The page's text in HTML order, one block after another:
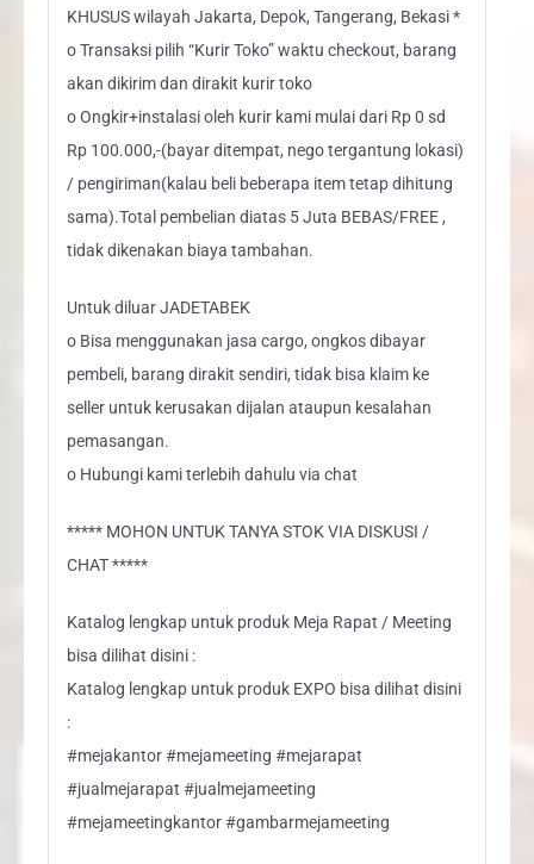
KHUSUS wilayah Jakarta, Depok, Tangerang, Bekasi *
o Transaksi pilih “Kurir Toko” waktu checkout, barang
akan dikirim dan dirakit kurir toko
o Ongkir+instalasi oleh kurir kami mulai dari Rp 0 sd
Rp 100.000,-(bayar ditempat, nego tergantung lokasi)
/ pengiriman(kalau beli beberapa item tetap dihitung
sama).Total pembelian diatas 5 Juta BEBAS/FREE ,
tidak dikenakan biaya tambahan.
Untuk diluar JADETABEK
o Bisa menggunakan jasa cargo, ongkos dibayar
pembeli, barang dirakit sendiri, tidak bisa klaim ke
seller untuk kerusakan dijalan ataupun kesalahan
pemasangan.
o Hubungi kami terlebih dahulu via chat
***** MOHON UNTUK TANYA STOK VIA DISKUSI /
CHAT *****
Katalog lengkap untuk produk Meja Rapat / Meeting
bisa dilihat disini :
Katalog lengkap untuk produk EXPO bisa dilihat disini
:
#mejakantor #mejameeting #mejarapat
#jualmejarapat #jualmejameeting
#mejameetingkantor #gambarmejameeting